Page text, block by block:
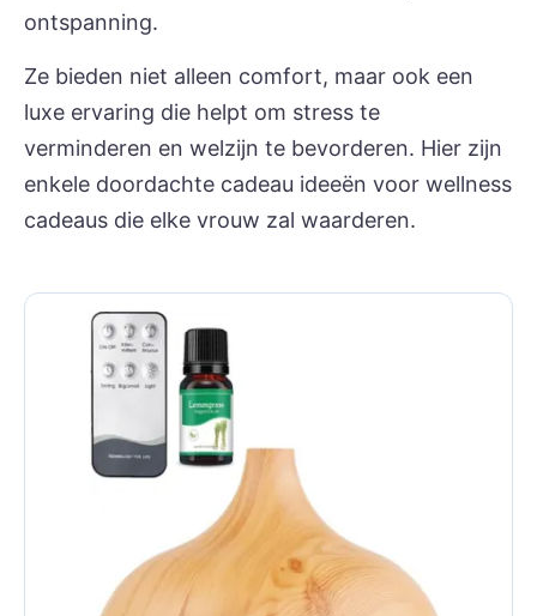
ontspanning.
Ze bieden niet alleen comfort, maar ook een
luxe ervaring die helpt om stress te
verminderen en welzijn te bevorderen. Hier zijn
enkele doordachte cadeau ideeën voor wellness
cadeaus die elke vrouw zal waarderen.